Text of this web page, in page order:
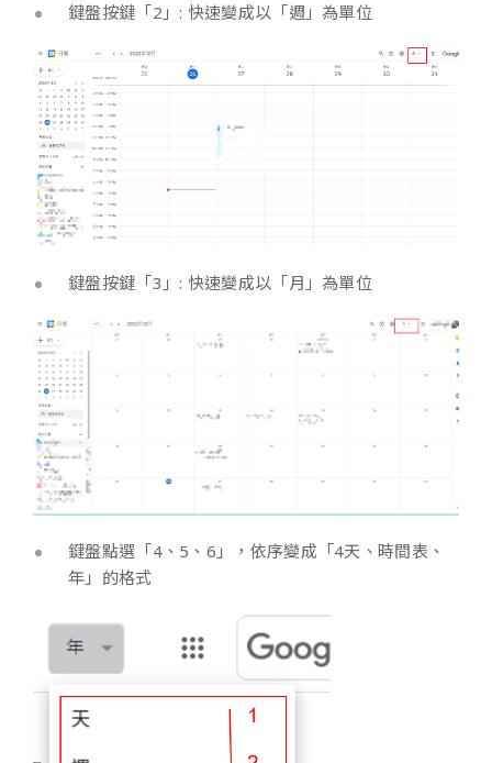
鍵盤按鍵「2」: 快速變成以「週」為單位
鍵盤按鍵「3」: 快速變成以「月」為單位
鍵盤點選「4、5、6」，依序變成「4天、時間表、
年」的格式